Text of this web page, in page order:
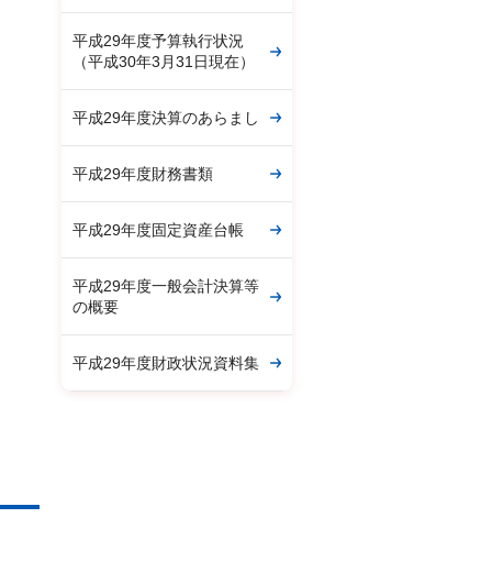
平成29年度予算執行状況
（平成30年3月31日現在）
平成29年度決算のあらまし
平成29年度財務書類
平成29年度固定資産台帳
平成29年度一般会計決算等
の概要
平成29年度財政状況資料集